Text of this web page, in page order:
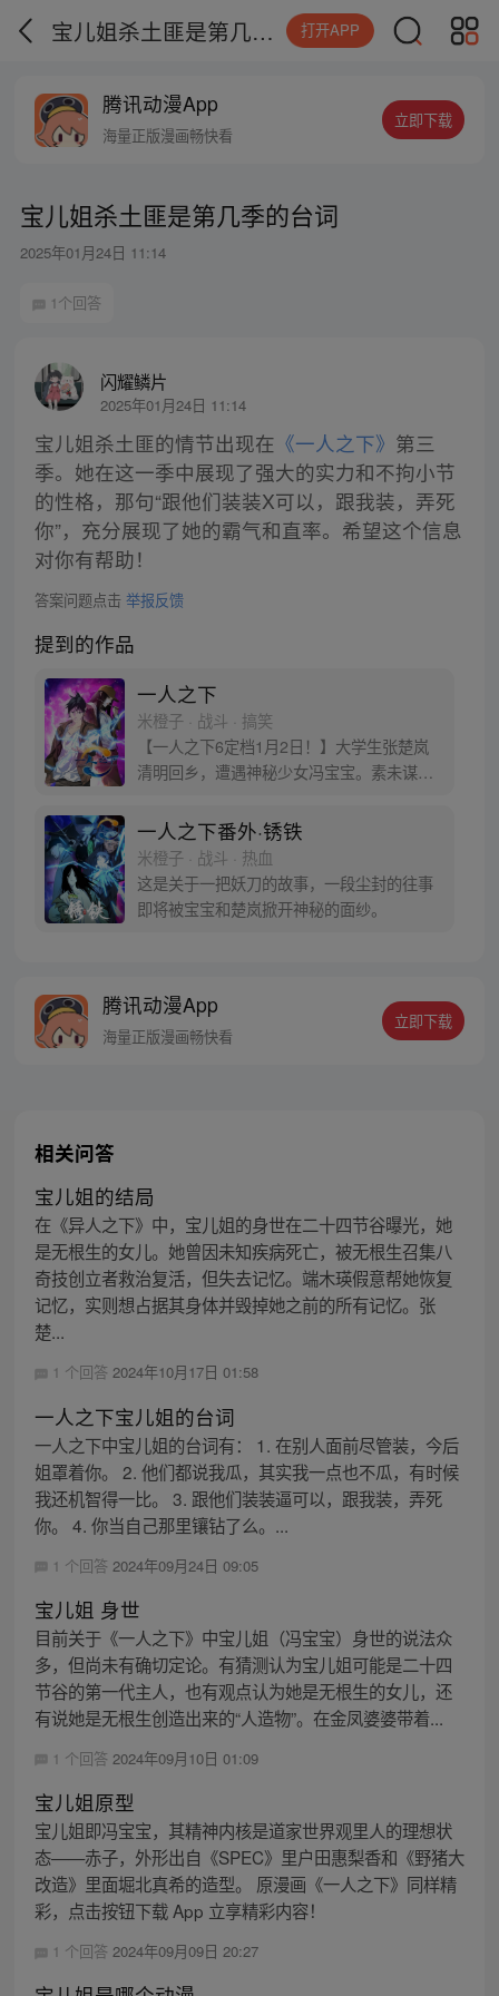
宝儿姐杀土匪是第几季的台词 打开APP
腾讯动漫App
海量正版漫画畅快看
立即下载
宝儿姐杀土匪是第几季的台词
2025年01月24日 11:14
1个回答
闪耀鳞片
2025年01月24日 11:14
宝儿姐杀土匪的情节出现在 《一人之下》 第三
季。她在这一季中展现了强大的实力和不拘小节
的性格，那句“跟他们装装X可以，跟我装，弄死
你”，充分展现了她的霸气和直率。希望这个信息
对你有帮助！
答案问题点击 举报反馈
提到的作品
一人之下
米橙子 · 战斗 · 搞笑
【一人之下6定档1月2日！】大学生张楚岚
清明回乡，遭遇神秘少女冯宝宝。素未谋面
自己打工的快递公司。为了帮冯宝宝寻找她
的身世，也为了查清自己与爷爷身上的秘
密，张楚岚的生活被彻底颠覆，与冯宝宝一
同踏上“异人”之旅。
一人之下番外·锈铁
米橙子 · 战斗 · 热血
这是关于一把妖刀的故事，一段尘封的往事
即将被宝宝和楚岚掀开神秘的面纱。
腾讯动漫App
海量正版漫画畅快看
立即下载
相关问答
宝儿姐的结局
在《异人之下》中，宝儿姐的身世在二十四节谷曝光，她
是无根生的女儿。她曾因未知疾病死亡，被无根生召集八
奇技创立者救治复活，但失去记忆。端木瑛假意帮她恢复
记忆，实则想占据其身体并毁掉她之前的所有记忆。张
楚...
1 个回答 2024年10月17日 01:58
一人之下宝儿姐的台词
一人之下中宝儿姐的台词有： 1. 在别人面前尽管装，今后
姐罩着你。 2. 他们都说我瓜，其实我一点也不瓜，有时候
我还机智得一比。 3. 跟他们装装逼可以，跟我装，弄死
你。 4. 你当自己那里镶钻了么。...
1 个回答 2024年09月24日 09:05
宝儿姐 身世
目前关于《一人之下》中宝儿姐（冯宝宝）身世的说法众
多，但尚未有确切定论。有猜测认为宝儿姐可能是二十四
节谷的第一代主人，也有观点认为她是无根生的女儿，还
有说她是无根生创造出来的“人造物”。在金凤婆婆带着...
1 个回答 2024年09月10日 01:09
宝儿姐原型
宝儿姐即冯宝宝，其精神内核是道家世界观里人的理想状
态——赤子，外形出自《SPEC》里户田惠梨香和《野猪大
改造》里面堀北真希的造型。 原漫画《一人之下》同样精
彩，点击按钮下载 App 立享精彩内容！
1 个回答 2024年09月09日 20:27